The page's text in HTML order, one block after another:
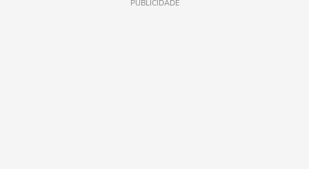
PUBLICIDADE